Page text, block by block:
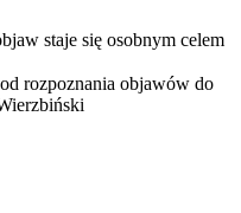
staje się osobnym celem
rozpoznania objawów do